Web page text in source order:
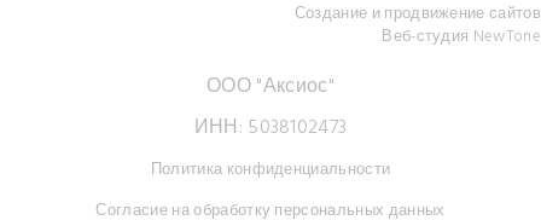
Создание и продвижение сайтов
Веб-студия NewTone
ООО "Аксиос"
ИНН: 5038102473
Политика конфиденциальности
Согласие на обработку персональных данных